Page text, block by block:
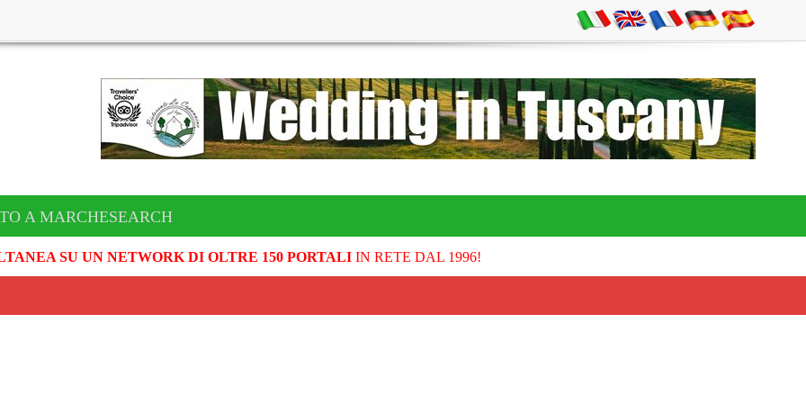
A MARCHESEARCH
SU UN NETWORK DI OLTRE 150 PORTALIIN RETE DAL 1996!